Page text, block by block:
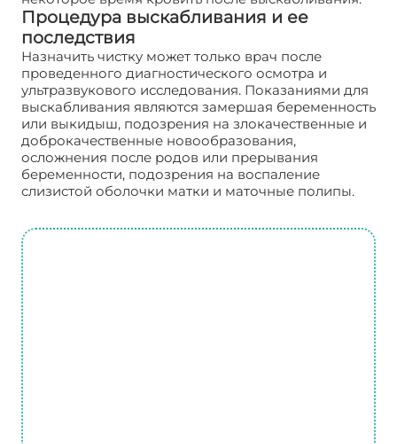
Процедура выскабливания и ее
последствия
Назначить чистку может только врач после
проведенного диагностического осмотра и
ультразвукового исследования. Показаниями для
выскабливания являются замершая беременность
или выкидыш, подозрения на злокачественные и
доброкачественные новообразования,
осложнения после родов или прерывания
беременности, подозрения на воспаление
слизистой оболочки матки и маточные полипы.